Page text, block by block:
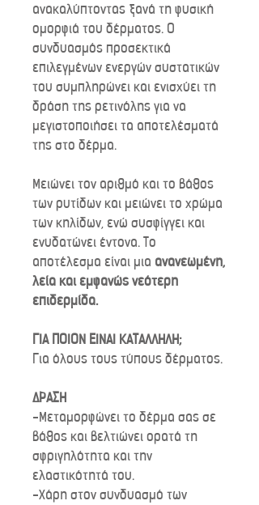
ανακαλύπτοντας ξανά τη φυσική
ομορφιά του δέρματος. Ο
συνδυασμός προσεκτικά
επιλεγμένων ενεργών συστατικών
του συμπληρώνει και ενισχύει τη
δράση της ρετινόλης για να
μεγιστοποιήσει τα αποτελέσματά
της στο δέρμα.
Μειώνει τον αριθμό και το βάθος
των ρυτίδων και μειώνει το χρώμα
των κηλίδων, ενώ συσφίγγει και
ενυδατώνει έντονα. Το
αποτέλεσμα είναι μια ανανεωμένη,
λεία και εμφανώς νεότερη
επιδερμίδα.
ΓΙΑ ΠΟΙΟΝ ΕΙΝΑΙ ΚΑΤΑΛΛΗΛΗ;
Για όλους τους τύπους δέρματος.
ΔΡΑΣΗ
-Μεταμορφώνει το δέρμα σας σε
βάθος και βελτιώνει ορατά τη
σφριγηλότητα και την
ελαστικότητά του.
-Χάρη στον συνδυασμό των